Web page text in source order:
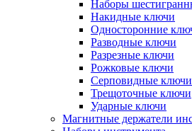
Наборы
Накидные ключи
Односторонние
Разводные ключи
Разрезные ключи
Рожковые ключи
Серповидные ключи
Трещоточные ключи
Ударные ключи
Магнитные держатели